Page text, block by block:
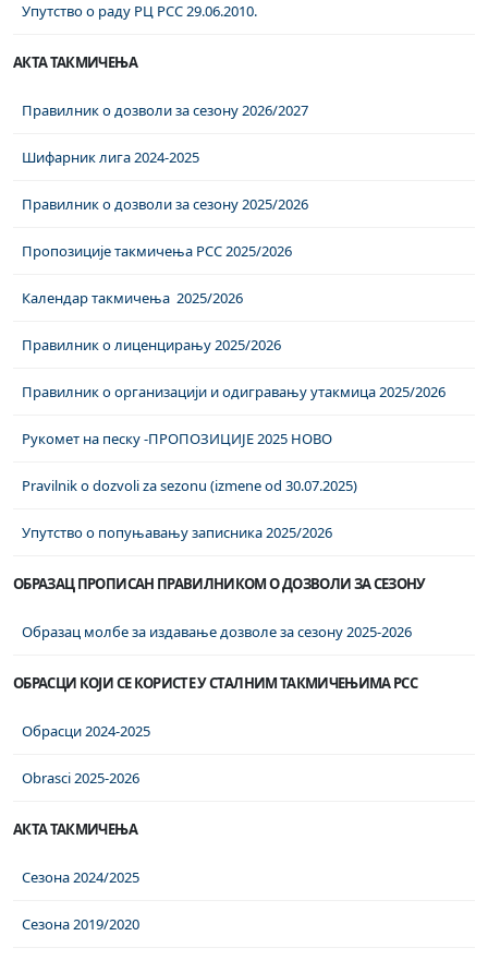
Упутство о раду РЦ РСС 29.06.2010.
АКТА ТАКМИЧЕЊА
Правилник о дозволи за сезону 2026/2027
Шифарник лига 2024-2025
Правилник о дозволи за сезону 2025/2026
Пропозиције такмичења РСС 2025/2026
Календар такмичења 2025/2026
Правилник о лиценцирању 2025/2026
Правилник о организацији и одигравању утакмица 2025/2026
Рукомет на песку -ПРОПОЗИЦИЈЕ 2025 НОВО
Pravilnik o dozvoli za sezonu (izmene od 30.07.2025)
Упутство о попуњавању записника 2025/2026
ОБРАЗАЦ ПРОПИСАН ПРАВИЛНИКОМ О ДОЗВОЛИ ЗА СЕЗОНУ
Образац молбе за издавање дозволе за сезону 2025-2026
ОБРАСЦИ КОЈИ СЕ КОРИСТЕ У СТАЛНИМ ТАКМИЧЕЊИМА РСС
Обрасци 2024-2025
Obrasci 2025-2026
АКТА ТАКМИЧЕЊА
Сезона 2024/2025
Сезона 2019/2020